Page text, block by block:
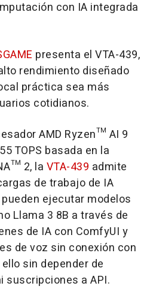
con IA integrada
presenta el VTA-439,
rendimiento diseñado
práctica sea más
cotidianos.
AMD Ryzen™ AI 9
TOPS basada en la
2, la VTA-439 admite
de trabajo de IA
ejecutar modelos
Llama 3 8B a través de
de IA con ComfyUI y
de voz sin conexión con
sin depender de
suscripciones a API.